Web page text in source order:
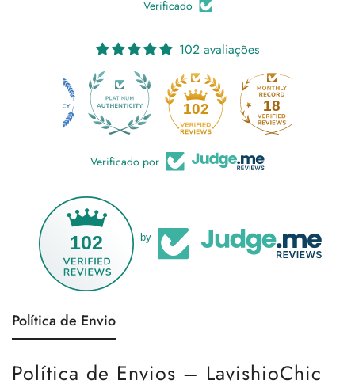
Verificado
102 avaliações
102 18
Verificado por
102 by
Política de Envio
Política de Envios – LavishioChic